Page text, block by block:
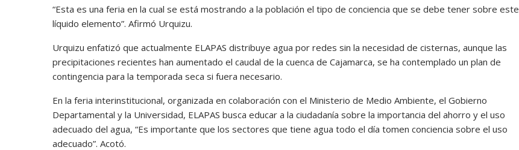
“Esta es una feria en la cual se está mostrando a la población el tipo de conciencia que se debe tener sobre este
líquido elemento”. Afirmó Urquizu.
Urquizu enfatizó que actualmente ELAPAS distribuye agua por redes sin la necesidad de cisternas, aunque las
precipitaciones recientes han aumentado el caudal de la cuenca de Cajamarca, se ha contemplado un plan de
contingencia para la temporada seca si fuera necesario.
En la feria interinstitucional, organizada en colaboración con el Ministerio de Medio Ambiente, el Gobierno
Departamental y la Universidad, ELAPAS busca educar a la ciudadanía sobre la importancia del ahorro y el uso
adecuado del agua, “Es importante que los sectores que tiene agua todo el día tomen conciencia sobre el uso
adecuado”. Acotó.